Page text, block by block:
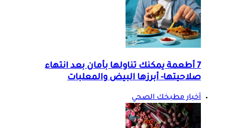
7 أطعمة يمكنك تناولها بأمان بعد انتهاء
صلاحيتها- أبرزها البيض والمعلبات
أخبار مطبخك الصحي